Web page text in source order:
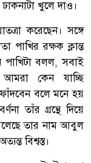
খুলে দাও।
করেছেন। সঙ্গে
রক্ষক ক্লান্ত
পাখিটা বলল, সবাই
কেন যাচ্ছি
বলে মনে হয়
তাঁর গ্রন্থে দিয়ে
তার নাম আবুল
বিশ্বস্ত।